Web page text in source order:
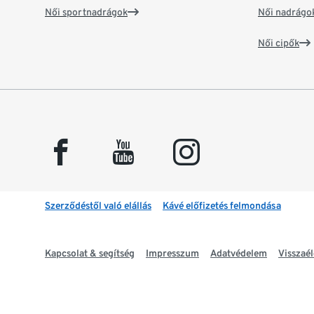
Női sportnadrágok Női
Női cipők
facebook youtube instagram
Szerződéstől való elállás Kávé előfizetés felmondása
Kapcsolat & segítség Impresszum Adatvédelem